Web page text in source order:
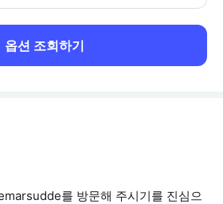
옵션 조회하기
를 방문해 주시기를 진심으